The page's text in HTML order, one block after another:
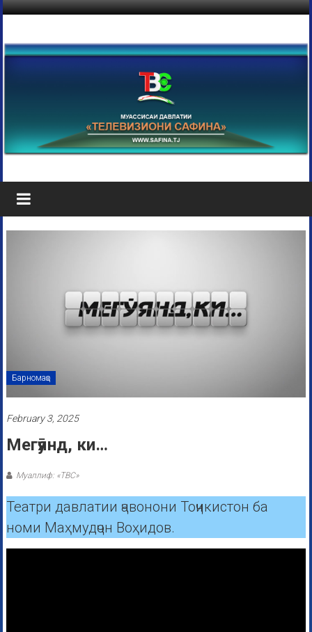
Барномаҳо
February 3, 2025
Мегӯянд, ки…
Муаллиф: «ТВС»
Театри давлатии ҷавонони Тоҷикистон ба
номи Маҳмудҷон Воҳидов.